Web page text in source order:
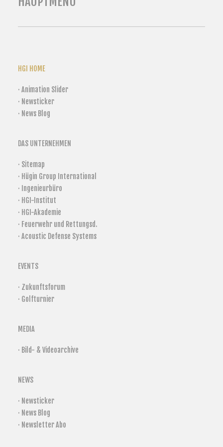
HGI HOME
· Animation Slider
· Newsticker
· News Blog
DAS UNTERNEHMEN
· Sitemap
· Hügin Group International
· Ingenieurbüro
· HGI-Institut
· HGI-Akademie
· Feuerwehr und Rettungsd.
· Acoustic Defense Systems
EVENTS
· Zukunftsforum
· Golfturnier
MEDIA
· Bild- & Videoarchive
NEWS
· Newsticker
· News Blog
· Newsletter Abo